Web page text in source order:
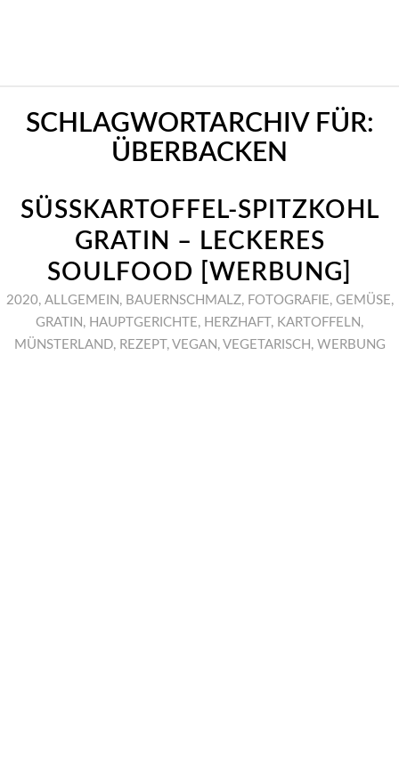
SCHLAGWORTARCHIV FÜR:
ÜBERBACKEN
SÜSSKARTOFFEL-SPITZKOHL G
RATIN – LECKERES S
OULFOOD [WERBUNG]
2020, ALLGEMEIN , BAUERNSCHMALZ, FOTOGRAFIE, GEMÜSE,
GRATIN , HAUPTGERICHTE, HERZHAFT , KARTOFFELN ,
MÜNSTERLAND, REZEPT , VEGAN , VEGETARISCH , WERBUNG